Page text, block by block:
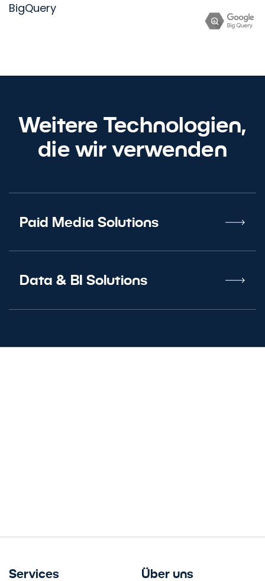
BigQuery
Weitere Technologien,
die wir verwenden
Paid Media Solutions
Data& BI Solutions
Services Über uns